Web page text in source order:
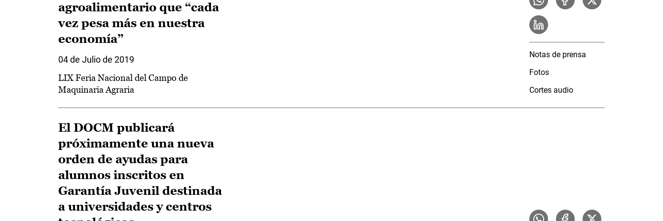
agroalimentario que “cada
vez pesa más en nuestra
economía”
04 de Julio de 2019
LIX Feria Nacional del Campo de
Maquinaria Agraria
Notas de prensa
Fotos
Cortes audio
El DOCM publicará
próximamente una nueva
orden de ayudas para
alumnos inscritos en
Garantía Juvenil destinada
a universidades y centros